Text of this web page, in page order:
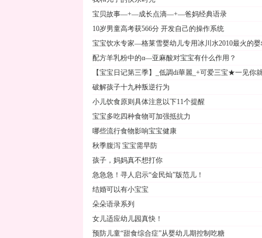
宝贝故事—+—成长点滴—+—爸妈经典语录
10岁男童高考获566分 开发自己的操作系统
宝宝饮水专家—格莱雪婴幼儿专用冰川水2010最火的
配方羊乳粉中的α—亚麻酸对宝宝有什么作用？
【宝宝日记第三季】_低調di華麗_+可爱三宝★一见你
破解孩子十九种叛逆行为
小儿饮食原则具体注意以下11个提醒
宝宝多吃四种食物可加强抵抗力
哪些流行食物影响宝宝健康
秋季腹泻 宝宝需早防
孩子，妈妈真不想打你
急急急！寻人启示“金民灿”版范儿！
结婚可以有小宝宝
朵朵语录系列
女儿适应幼儿园真快！
预防儿童“甜食综合症”从婴幼儿期控制吃糖